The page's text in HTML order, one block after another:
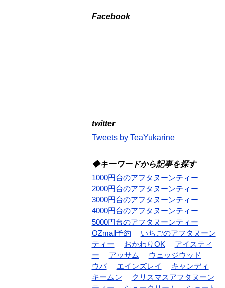
Facebook
twitter
Tweets by TeaYukarine
◆キーワードから記事を探す
1000円台のアフタヌーンティー
2000円台のアフタヌーンティー
3000円台のアフタヌーンティー
4000円台のアフタヌーンティー
5000円台のアフタヌーンティー
OZmall予約
いちごのアフタヌーン
ティー
おかわりOK
アイスティ
ー
アッサム
ウェッジウッド
ウバ
エインズレイ
キャンディ
キームン
クリスマスアフタヌーン